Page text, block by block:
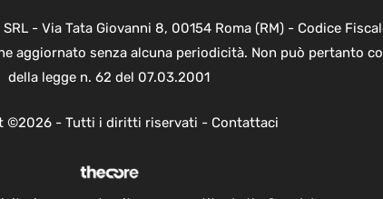
- Via Tata Giovanni 8, 00154 Roma (RM) - Codice
aggiornato senza alcuna periodicità. Non può pertanto
della legge n. 62 del 07.03.2001
©2026 - Tutti i diritti riservati - Contattaci